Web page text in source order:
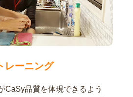
トレーニング
CaSy品質を体現できるよう